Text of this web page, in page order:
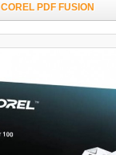
COREL PDF FUSION